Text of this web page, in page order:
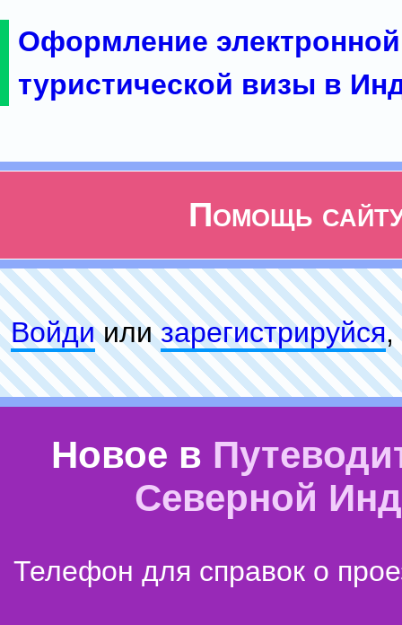
Оформление электронной
туристической визы в
Помощь
Войдиилизарeгиcтpируйся,
Новое в
Северной
Телефон для справок о